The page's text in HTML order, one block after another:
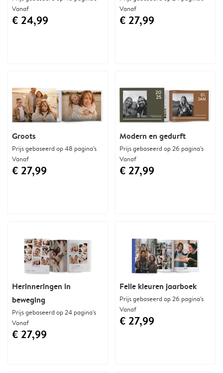
Vanaf
€ 24,99
Herinneringen in
beweging
Prijs gebaseerd op 24 pagina's
Vanaf
€ 27,99
Groots
Prijs gebaseerd op 48 pagina's
Vanaf
€ 27,99
Modern en gedurft
Prijs gebaseerd op 26 pagina's
Vanaf
€ 27,99
Felle kleuren jaarboek
Prijs gebaseerd op 26 pagina's
Vanaf
€ 27,99
Vanaf
€ 27,99